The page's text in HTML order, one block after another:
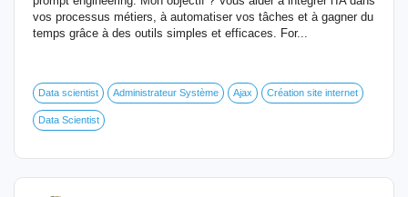
vos processus métiers, à automatiser vos tâches et à gagner du
temps grâce à des outils simples et efficaces. For...
Data scientist Administrateur Système Ajax Création site internet
Data Scientist